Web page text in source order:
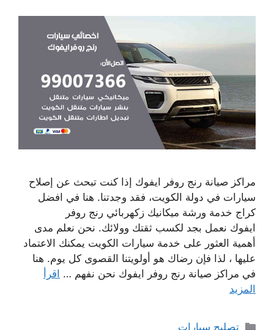
مراكز صيانة رنج روفر ايفوك إذا كنت تبحث عن إصلاح
سيارات في دولة الكويت، فقد وجدتنا. هنا في افضل
كراج خدمة ورشة ميكانيك زكهربائي رنج روفر
ايفوك نعمل بجد لكسب ثقتك وولائك. نحن نعلم مدى
أهمية العثور على خدمة سيارات الكويت يمكنك الاعتماد
عليها ، لذا فإن رضاك ​​هو أولويتنا القصوى كل يوم. هنا
في مراكز صيانة رنج روفر ايفوك نحن نفهم … اقرأ
المزيد
التصنيفات
تصليح سيارات